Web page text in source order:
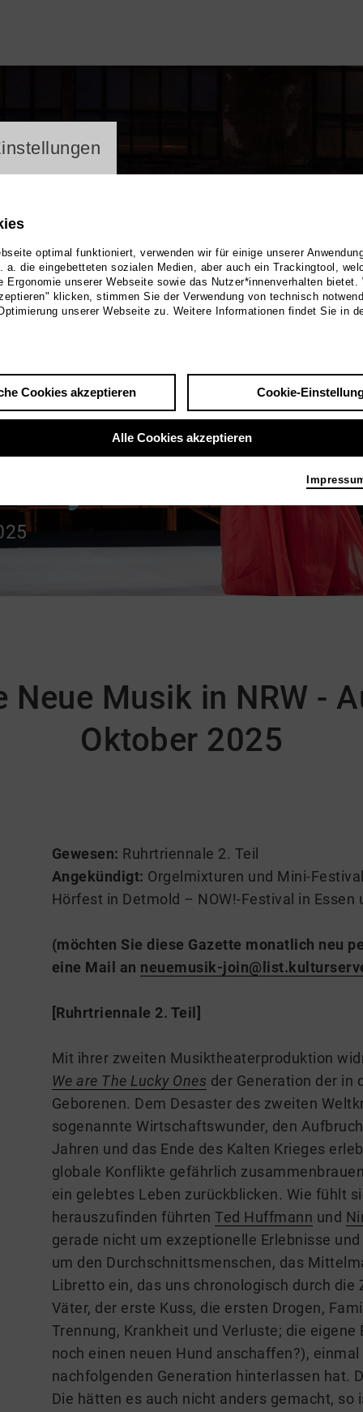
Neue Musik in NRW -
Oktober 2025
Gewesen: Ruhrtriennale 2. Teil
Angekündigt: Orgelmixturen und Mini-
Hörfest in Detmold – NOW!-Festival in Essen
(möchten Sie diese Gazette monatlich neu
eine Mail an neuemusik-
[Ruhrtriennale 2. Teil]
Mit ihrer zweiten Musiktheaterproduktion
We are The Lucky Ones der Generation der in
Geborenen. Dem Desaster des zweiten
sogenannte Wirtschaftswunder, den
Jahren und das Ende des Kalten Krieges
globale Konflikte gefährlich
ein gelebtes Leben zurückblicken. Wie fühlt
herauszufinden führten Ted Huffmann und
gerade nicht um exzeptionelle Erlebnisse
um den Durchschnittsmenschen, das
Libretto ein, das uns chronologisch durch
Väter, der erste Kuss, die ersten Drogen,
Trennung, Krankheit und Verluste; die
noch einen neuen Hund anschaffen?),
nachfolgenden Generation hinterlassen hat.
Die hätten es auch nicht anders gemacht,
optimal funktioniert, verwenden wir für einige unserer
a. die eingebetteten sozialen Medien, aber auch ein Trackingtool,
Ergonomie unserer Webseite sowie das Nutzer*innenverhalten bietet.
klicken, stimmen Sie der Verwendung von technisch
unserer Webseite zu. Weitere Informationen findet Sie in
Cookies akzeptieren Cookie-
Alle Cookies akzeptieren